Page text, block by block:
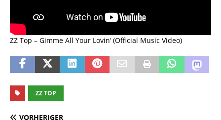
ZZ Top – Gimme All Your Lovin‘ (Official Music Video)
ZZ TOP
VORHERIGER